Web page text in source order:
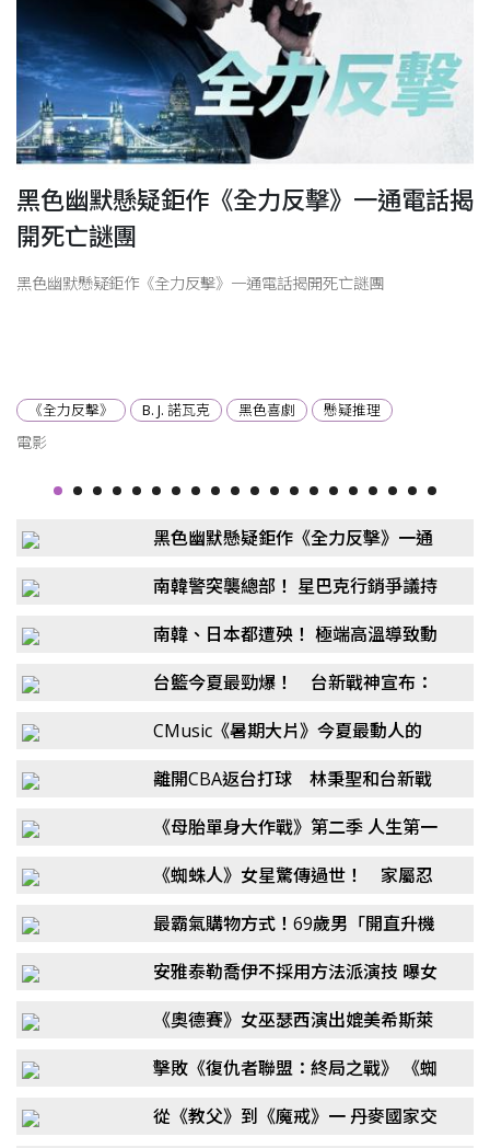
黑色幽默懸疑鉅作《全力反擊》一通電話揭
開死亡謎團
黑色幽默懸疑鉅作《全力反擊》一通電話揭開死亡謎團
《全力反擊》 B. J. 諾瓦克 黑色喜劇 懸疑推理
電影
黑色幽默懸疑鉅作《全力反擊》一通
南韓警突襲總部！ 星巴克行銷爭議持
南韓、日本都遭殃！ 極端高溫導致動
台籃今夏最勁爆！ 台新戰神宣布：
CMusic《暑期大片》今夏最動人的
離開CBA返台打球 林秉聖和台新戰
《母胎單身大作戰》第二季 人生第一
《蜘蛛人》女星驚傳過世！ 家屬忍
最霸氣購物方式！69歲男「開直升機
安雅泰勒喬伊不採用方法派演技 曝女
《奧德賽》女巫瑟西演出媲美希斯萊
擊敗《復仇者聯盟：終局之戰》 《蜘
房冠軍
從《教父》到《魔戒》一 丹麥國家交